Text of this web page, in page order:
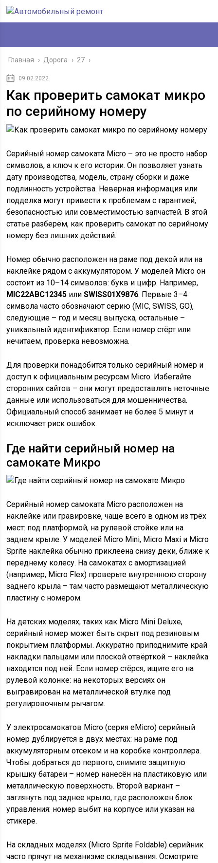
Главная › Дорога › 27 ›
09.02.2022
Как проверить самокат микро
по серийному номеру
Серийный номер самоката Micro – это не просто набор
символов, а ключ к его истории. Он позволяет узнать
дату производства, модель, страну сборки и даже
подлинность устройства. Неверная информация или
подделка могут привести к проблемам с гарантией,
безопасностью или совместимостью запчастей. В этой
статье разберём, как проверить самокат по серийному
номеру без лишних действий.
Номер обычно расположен на раме под декой или на
наклейке рядом с аккумулятором. У моделей Micro он
состоит из 10–14 символов: букв и цифр. Например,
MIC22ABC12345 илиSWISS01X9876. Первые 3–4
символа часто обозначают серию (MIC, SWISS, GO),
следующие – год и месяц выпуска, остальные –
уникальный идентификатор. Если номер стёрт или
нечитаем, проверка невозможна.
Для проверки понадобится только серийный номер и
доступ к официальным ресурсам Micro. Избегайте
сторонних сайтов – они могут предоставлять неточные
данные или использоваться для мошенничества.
Официальный способ занимает не более 5 минут и
исключает риск ошибок.
Где найти серийный номер на
самокате Микро
Серийный номер самоката Micro расположен на
наклейке или гравировке, чаще всего в одном из трёх
мест: под платформой, на рулевой стойке или на
заднем крыле. У моделей Micro Mini, Micro Maxi и Micro
Sprite наклейка обычно приклеена снизу деки, ближе к
переднему колесу. На самокатах с амортизацией
(например, Micro Flex) проверьте внутреннюю сторону
заднего крыла – там часто размещают металлическую
пластину с номером.
На детских моделях, таких как Micro Mini Deluxe,
серийный номер может быть скрыт под резиновым
покрытием платформы. Аккуратно приподнимите край
накладки пальцами или плоской отвёрткой – наклейка
находится под ней. Если номер стёрся, ищите его на
рулевой колонке: на некоторых версиях он
выгравирован на металлической втулке под
регулировочным рычагом.
У электросамокатов Micro (серия eMicro) серийный
номер дублируется в двух местах: на раме под
аккумуляторным отсеком и на коробке контроллера.
Чтобы добраться до первого, снимите защитную
крышку батареи – номер нанесён на пластиковую или
металлическую поверхность. Второй вариант –
заглянуть под заднее крыло, где расположен блок
управления: номер выбит на корпусе или указан на
стикере.
На складных моделях (Micro Sprite Foldable) серийник
часто прячут на механизме складывания. Осмотрите